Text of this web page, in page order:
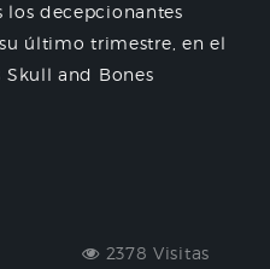
los decepcionantes
último trimestre, en el
and Bones
2378 Visitas